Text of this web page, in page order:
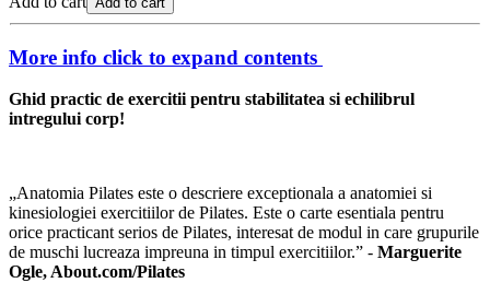
More info click to expand contents
Ghid practic de exercitii pentru stabilitatea si echilibrul
intregului corp!
„Anatomia Pilates este o descriere exceptionala a anatomiei si
kinesiologiei exercitiilor de Pilates. Este o carte esentiala pentru
orice practicant serios de Pilates, interesat de modul in care grupurile
de muschi lucreaza impreuna in timpul exercitiilor.” - Marguerite
Ogle, About.com/Pilates